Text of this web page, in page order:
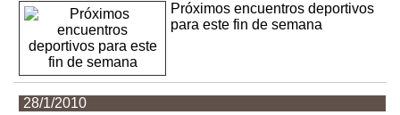
Próximos encuentros deportivos
para este fin de semana
28/1/2010